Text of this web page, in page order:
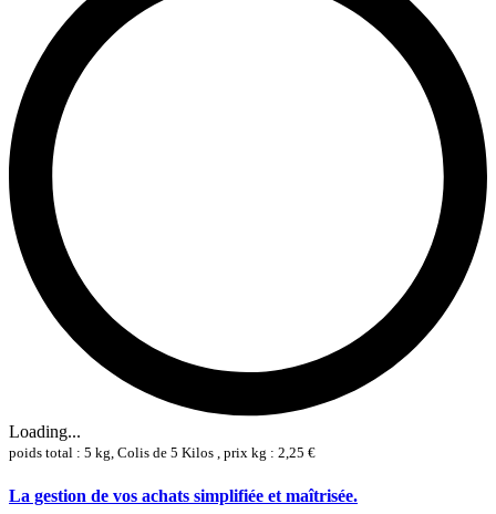
Loading...
poids total : 5 kg, Colis de 5 Kilos , prix kg : 2,25 €
La gestion de vos achats simplifiée et maîtrisée.